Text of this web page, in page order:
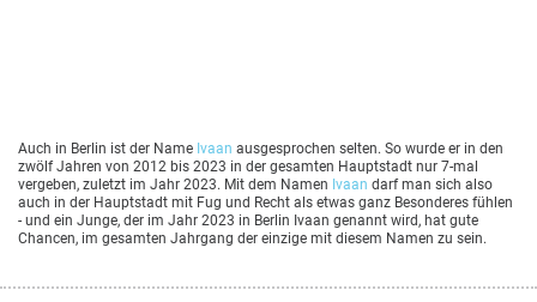
Auch in Berlin ist der Name Ivaan ausgesprochen selten. So wurde er in den
zwölf Jahren von 2012 bis 2023 in der gesamten Hauptstadt nur 7-mal
vergeben, zuletzt im Jahr 2023. Mit dem Namen Ivaan darf man sich also
auch in der Hauptstadt mit Fug und Recht als etwas ganz Besonderes fühlen
- und ein Junge, der im Jahr 2023 in Berlin Ivaan genannt wird, hat gute
Chancen, im gesamten Jahrgang der einzige mit diesem Namen zu sein.